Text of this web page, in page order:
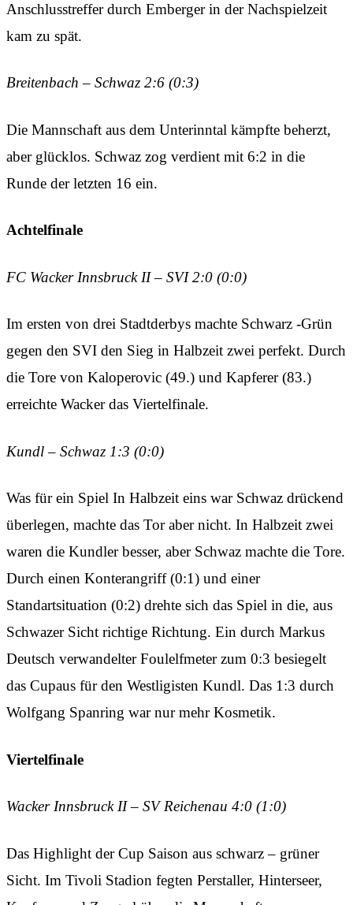
Anschlusstreffer durch Emberger in der Nachspielzeit
kam zu spät.
Breitenbach – Schwaz 2:6 (0:3)
Die Mannschaft aus dem Unterinntal kämpfte beherzt,
aber glücklos. Schwaz zog verdient mit 6:2 in die
Runde der letzten 16 ein.
Achtelfinale
FC Wacker Innsbruck II – SVI 2:0 (0:0)
Im ersten von drei Stadtderbys machte Schwarz -Grün
gegen den SVI den Sieg in Halbzeit zwei perfekt. Durch
die Tore von Kaloperovic (49.) und Kapferer (83.)
erreichte Wacker das Viertelfinale.
Kundl – Schwaz 1:3 (0:0)
Was für ein Spiel In Halbzeit eins war Schwaz drückend
überlegen, machte das Tor aber nicht. In Halbzeit zwei
waren die Kundler besser, aber Schwaz machte die Tore.
Durch einen Konterangriff (0:1) und einer
Standartsituation (0:2) drehte sich das Spiel in die, aus
Schwazer Sicht richtige Richtung. Ein durch Markus
Deutsch verwandelter Foulelfmeter zum 0:3 besiegelt
das Cupaus für den Westligisten Kundl. Das 1:3 durch
Wolfgang Spanring war nur mehr Kosmetik.
Viertelfinale
Wacker Innsbruck II – SV Reichenau 4:0 (1:0)
Das Highlight der Cup Saison aus schwarz – grüner
Sicht. Im Tivoli Stadion fegten Perstaller, Hinterseer,